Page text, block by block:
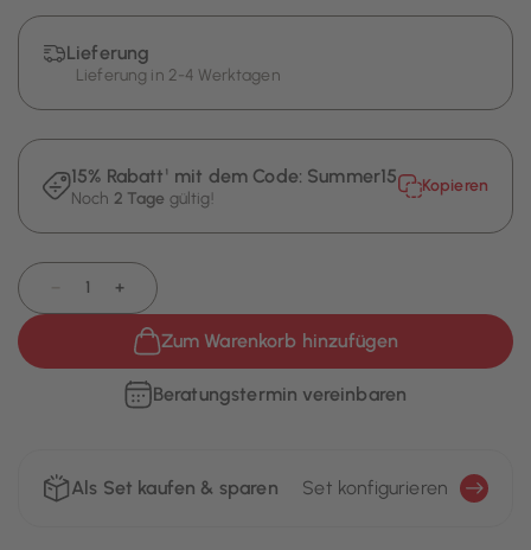
Lieferung
Lieferung in 2-4 Werktagen
15% Rabatt¹ mit dem Code: Summer15
Noch 2 Tage gültig!
Kopieren
+
Zum Warenkorb hinzufügen
Beratungstermin vereinbaren
Als Set kaufen & sparen Set konfigurieren